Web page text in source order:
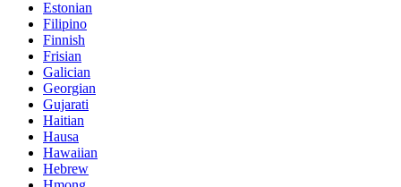
Estonian
Filipino
Finnish
Frisian
Galician
Georgian
Gujarati
Haitian
Hausa
Hawaiian
Hebrew